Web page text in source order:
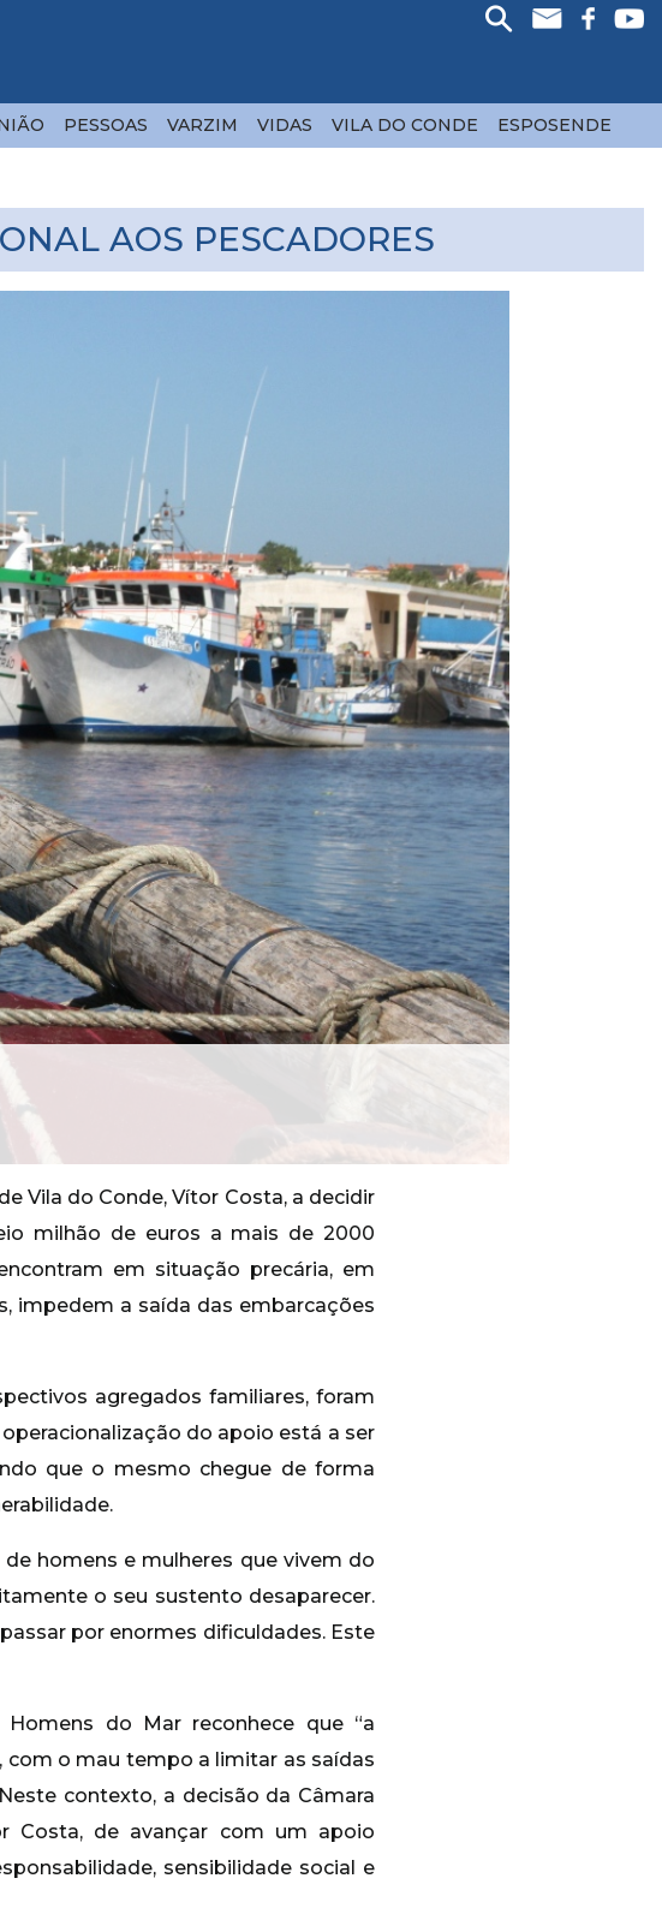
PESSOAS VARZIM VIDAS VILA DO CONDE ESPOSENDE
AOS PESCADORES
Vila do Conde, Vítor Costa, a decidir
milhão de euros a mais de 2000
em situação precária, em
impedem a saída das embarcações
agregados familiares, foram
do apoio está a ser
que o mesmo chegue de forma
homens e mulheres que vivem do
o seu sustento desaparecer.
por enormes dificuldades. Este
do Mar reconhece que “a
o mau tempo a limitar as saídas
contexto, a decisão da Câmara
Costa, de avançar com um apoio
sensibilidade social e